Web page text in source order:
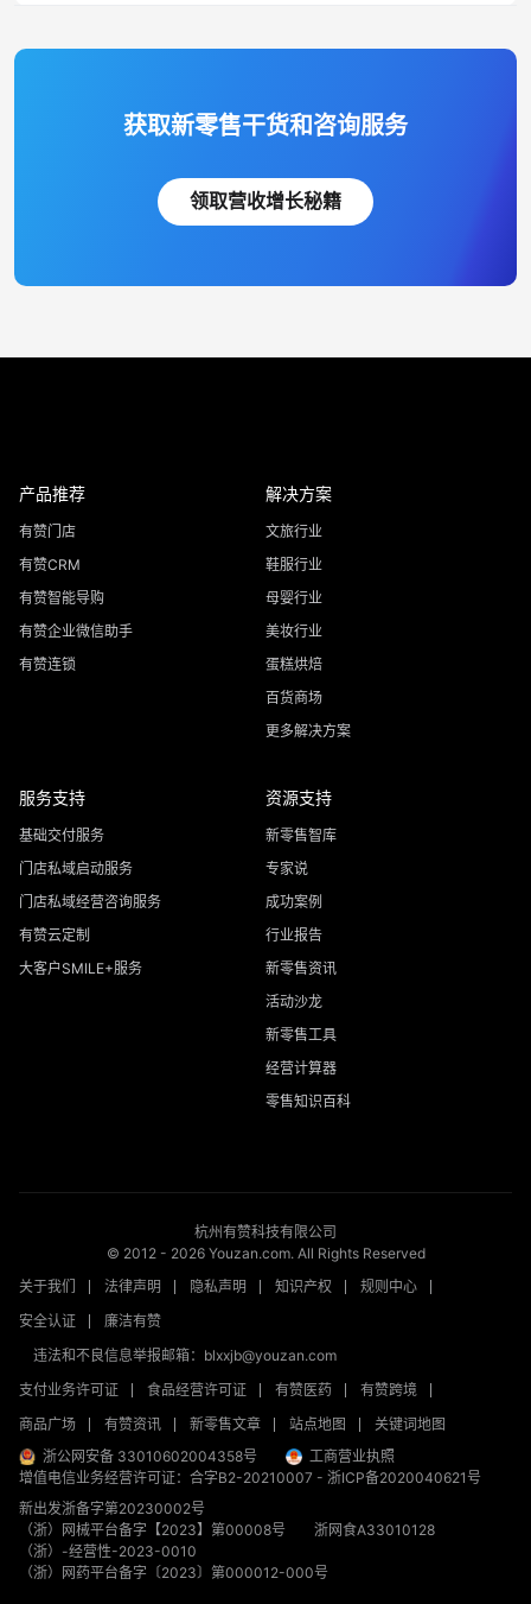
获取新零售干货和咨询服务
领取营收增长秘籍
产品推荐
有赞门店
有赞CRM
有赞智能导购
有赞企业微信助手
有赞连锁
解决方案
文旅行业
鞋服行业
母婴行业
美妆行业
蛋糕烘焙
百货商场
更多解决方案
服务支持
基础交付服务
门店私域启动服务
门店私域经营咨询服务
有赞云定制
大客户SMILE+服务
资源支持
新零售智库
专家说
成功案例
行业报告
新零售资讯
活动沙龙
新零售工具
经营计算器
零售知识百科
杭州有赞科技有限公司
© 2012 - 2026Youzan.com. All Rights Reserved
关于我们
法律声明 隐私声明 知识产权
规则中心
安全认证
廉洁有赞
违法和不良信息举报邮箱：blxxjb@youzan.com
支付业务许可证
食品经营许可证 有赞医药
有赞跨境
商品广场
有赞资讯 新零售文章 站点地图
关键词地图
浙公网安备 33010602004358号
工商营业执照
增值电信业务经营许可证：合字B2-20210007 - 浙ICP备2020040621号
新出发浙备字第20230002号
（浙）网械平台备字【2023】第00008号
浙网食A33010128
（浙）-经营性-2023-0010
（浙）网药平台备字〔2023〕第000012-000号